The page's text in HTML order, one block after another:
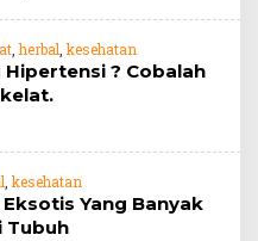
,herbal kesehatan
? Cobalah
kesehatan
Yang Banyak
Tubuh